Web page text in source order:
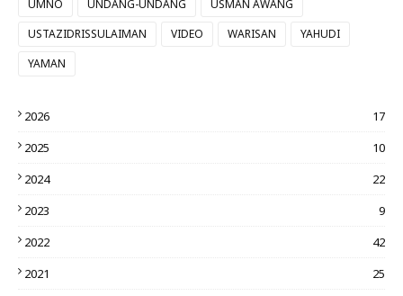
UMNO
UNDANG-UNDANG
USMAN AWANG
USTAZIDRISSULAIMAN
VIDEO WARISAN
YAHUDI
YAMAN
2026
17
2025
10
2024
22
2023
9
2022
42
2021
25